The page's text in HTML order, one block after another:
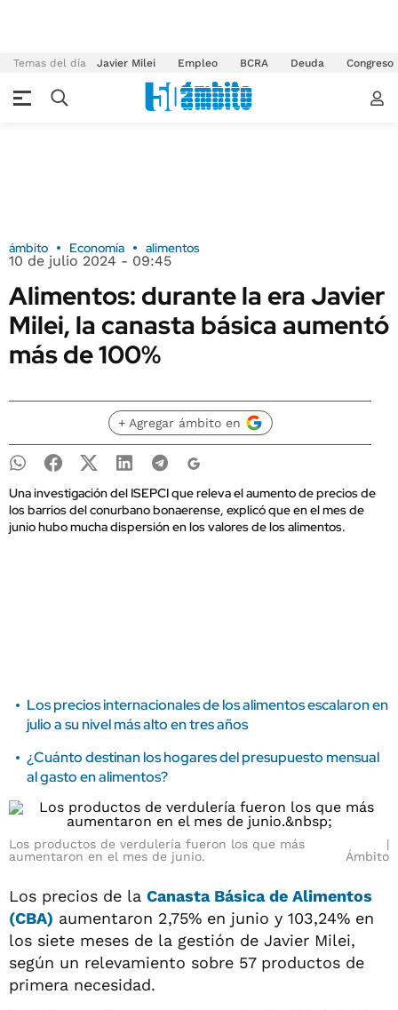
Temas del día Javier Milei Empleo BCRA Deuda Congreso
ámbito Economía alimentos
10 de julio 2024 - 09:45
Alimentos: durante la era Javier
Milei, la canasta básica aumentó
más de 100%
+ Agregar ámbito en
Una investigación del ISEPCI que releva el aumento de precios de
los barrios del conurbano bonaerense, explicó que en el mes de
junio hubo mucha dispersión en los valores de los alimentos.
Los precios internacionales de los alimentos escalaron en
julio a su nivel más alto en tres años
¿Cuánto destinan los hogares del presupuesto mensual
al gasto en alimentos?
Los productos de verdulería fueron los que más
aumentaron en el mes de junio.
Ámbito
Los precios de la Canasta Básica de Alimentos
(CBA) aumentaron 2,75% en junio y 103,24% en
los siete meses de la gestión de Javier Milei,
según un relevamiento sobre 57 productos de
primera necesidad.